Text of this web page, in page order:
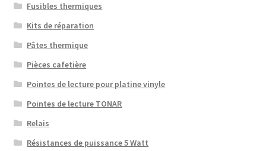
Fusibles thermiques
Kits de réparation
Pâtes thermique
Pièces cafetière
Pointes de lecture pour platine vinyle
Pointes de lecture TONAR
Relais
Résistances de puissance 5 Watt